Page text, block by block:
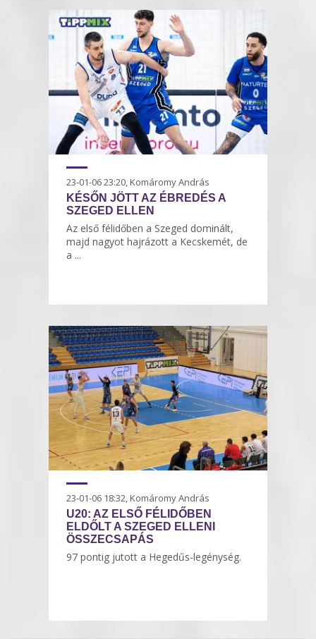
23-01-06 23:20, Komáromy András
KÉSŐN JÖTT AZ ÉBREDÉS A
SZEGED ELLEN
Az első félidőben a Szeged dominált,
majd nagyot hajrázott a Kecskemét, de
a ...
23-01-06 18:32, Komáromy András
U20: AZ ELSŐ FÉLIDŐBEN
ELDŐLT A SZEGED ELLENI
ÖSSZECSAPÁS
97 pontig jutott a Hegedűs-legénység.